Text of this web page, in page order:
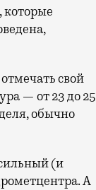
которые
свой
— от 23 до 25
обычно
(и
А